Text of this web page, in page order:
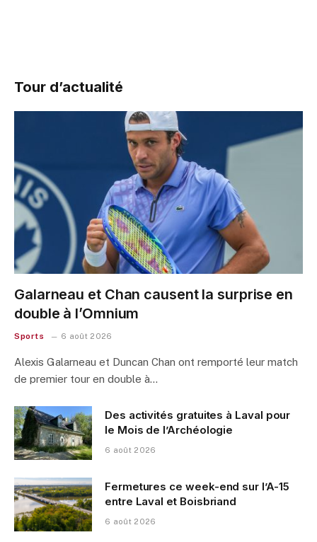
Tour d’actualité
Galarneau et Chan causent la surprise en
double à l’Omnium
Sports 6 août 2026
Alexis Galarneau et Duncan Chan ont remporté leur match
de premier tour en double à…
Des activités gratuites à Laval pour
le Mois de l’Archéologie
6 août 2026
Fermetures ce week-end sur l’A-15
entre Laval et Boisbriand
6 août 2026